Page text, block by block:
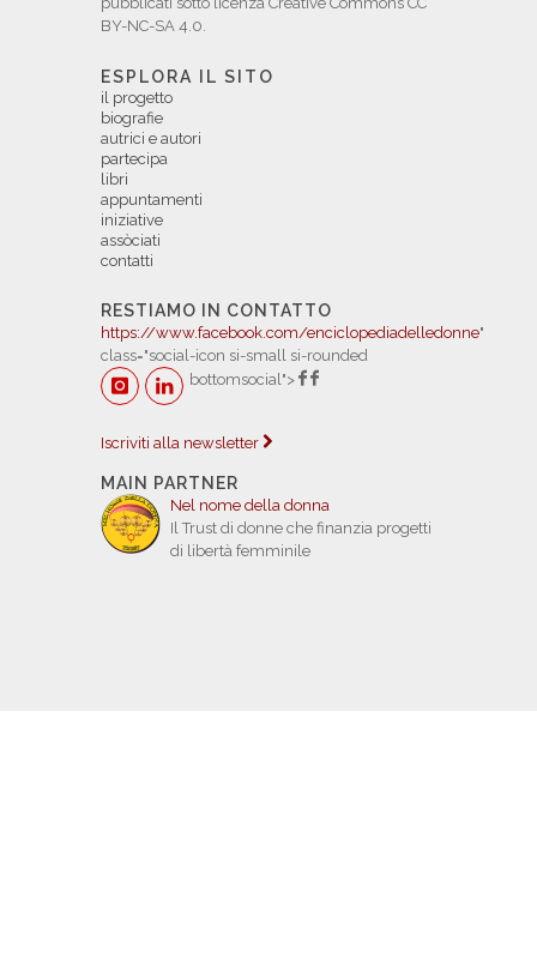
BY-NC-SA 4.0.
ESPLORA IL SITO
il progetto
biografie
autrici e autori
partecipa
libri
appuntamenti
iniziative
assòciati
contatti
RESTIAMO IN CONTATTO
https://www.facebook.com/enciclopediadelledonne"
class="social-icon si-small si-rounded
bottomsocial">
Iscriviti alla newsletter
MAIN PARTNER
Nel nome della donna
Il Trust di donne che finanzia progetti
di libertà femminile